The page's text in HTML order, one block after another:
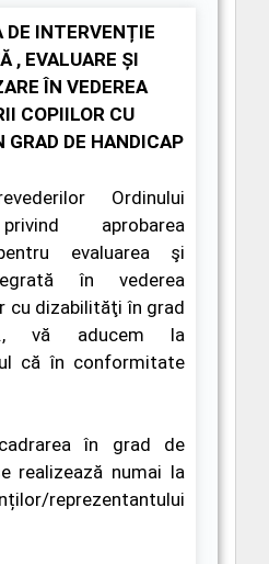
DE INTERVENȚIE
, EVALUARE ȘI
ÎN VEDEREA
COPIILOR CU
DE HANDICAP
Ordinului
privind aprobarea
evaluarea şi
în vederea
cu dizabilităţi în grad
vă aducem la
că în conformitate
în grad de
realizează numai la
reprezentantului